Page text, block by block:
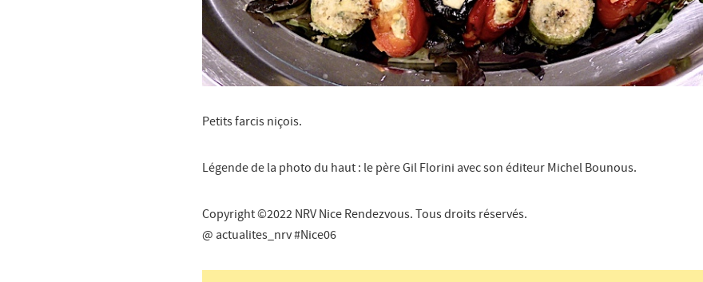
Petits farcis niçois.
Légende de la photo du haut : le père Gil Florini avec son éditeur Michel Bounous.
Copyright ©2022 NRV Nice Rendezvous. Tous droits réservés.
@ actualites_nrv #Nice06